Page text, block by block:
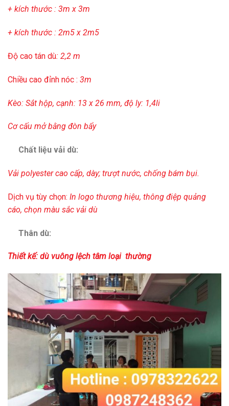
+ kích thước : 3m x 3m
+ kích thước : 2m5 x 2m5
Độ cao tán dù: 2,2 m
Chiều cao đỉnh nóc : 3m
Kèo: Sắt hộp, cạnh: 13 x 26 mm, độ ly: 1,4li
Cơ cấu mở bằng đòn bẩy
Chất liệu vải dù:
Vải polyester cao cấp, dày; trượt nước, chống bám bụi.
Dịch vụ tùy chọn: In logo thương hiệu, thông điệp quảng
cáo, chọn màu sắc vải dù
Thân dù:
Thiết kế: dù vuông lệch tâm loại thường